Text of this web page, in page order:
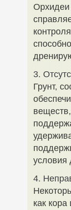
Орхидеи
3.
Грунт,
условия
4.
как